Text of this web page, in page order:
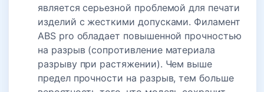
является серьезной проблемой для печати
изделий с жесткими допусками. Филамент
ABS pro обладает повышенной прочностью
на разрыв (сопротивление материала
разрыву при растяжении). Чем выше
предел прочности на разрыв, тем больше